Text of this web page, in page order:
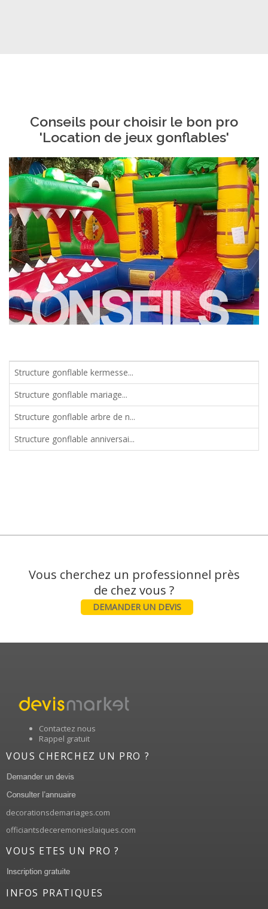
Conseils pour choisir le bon pro
'Location de jeux gonflables'
Structure gonflable kermesse...
Structure gonflable mariage...
Structure gonflable arbre de n...
Structure gonflable anniversai...
Vous cherchez un professionnel près
DEMANDER UN DEVIS
Contactez nous
Rappel gratuit
VOUS CHERCHEZ UN PRO ?
decorationsdemariages.com
officiantsdeceremonieslaiques.com
VOUS ETES UN PRO ?
INFOS PRATIQUES